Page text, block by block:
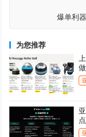
爆单利
为您推荐